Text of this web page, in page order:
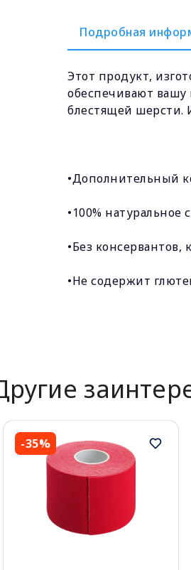
Подробная
Этот продукт,
обеспечивают
блестящей шерсти.
•Дополнительный
•100% натуральное
•Без консервантов,
•Не содержит
-35%